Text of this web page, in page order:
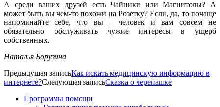
А среди ваших друзей есть Чайники или Магнитолы? А
может быть вы чем-то похожи на Розетку? Если, да, то почаще
напоминайте себе, что вы – человек и вам совсем не
обязательно обслуживать чужие интересы в ущерб
собственных.
Наталья Борузина
Предыдущая записьКак искать медицинскую информацию в
интернете?Следующая записьСказка о черепашке
Программы помощи